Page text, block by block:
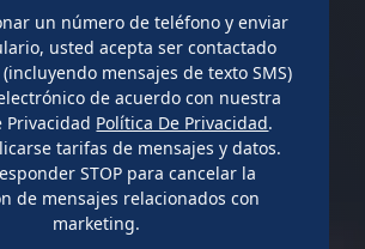
un número de teléfono y enviar
usted acepta ser contactado
mensajes de texto SMS)
de acuerdo con nuestra
Privacidad Política De Privacidad.
tarifas de mensajes y datos.
STOP para cancelar la
de mensajes relacionados con
marketing.